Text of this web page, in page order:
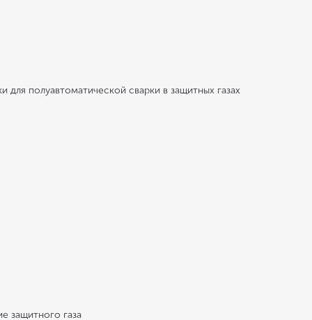
полуавтоматической сварки в защитных газах
защитного газа